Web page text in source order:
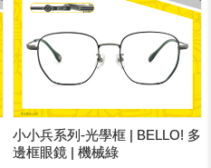
小小兵系列-光學框 | BELLO! 多
邊框眼鏡 | 機械綠